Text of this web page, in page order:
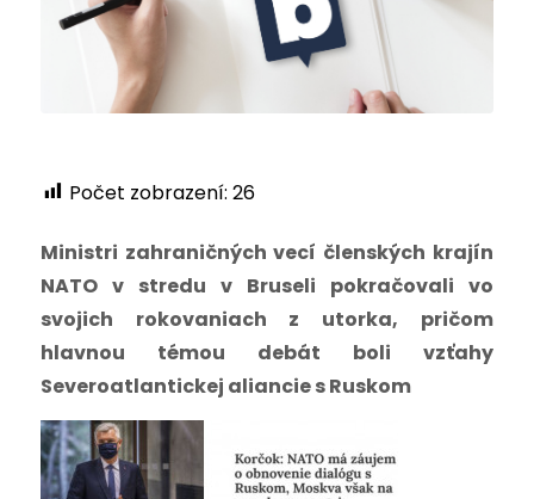
Počet zobrazení: 26
Ministri zahraničných vecí členských krajín
NATO v stredu v Bruseli pokračovali vo
svojich rokovaniach z utorka, pričom
hlavnou témou debát boli vzťahy
Severoatlantickej aliancie s Ruskom